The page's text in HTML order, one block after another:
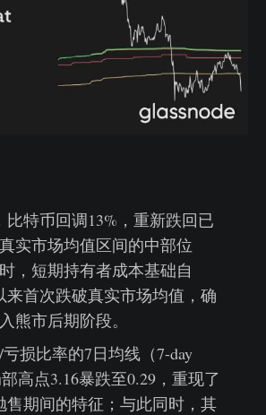
比特币回调13%，重新跌回已
实市场均值区间的中部位
，短期持有者成本基础自
来首次跌破真实市场均值，确
熊市后期阶段。
损比率的7日均线（7-day
高点3.16暴跌至0.29，重现了
售期间的特征；与此同时，其